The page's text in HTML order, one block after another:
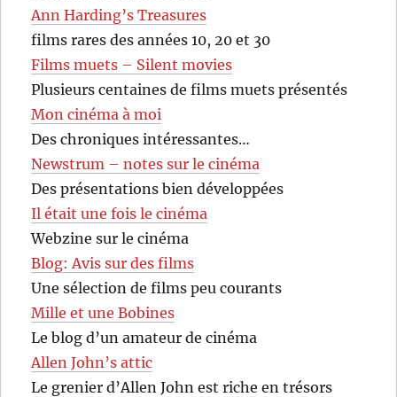
Ann Harding’s Treasures
films rares des années 10, 20 et 30
Films muets – Silent movies
Plusieurs centaines de films muets présentés
Mon cinéma à moi
Des chroniques intéressantes…
Newstrum – notes sur le cinéma
Des présentations bien développées
Il était une fois le cinéma
Webzine sur le cinéma
Blog: Avis sur des films
Une sélection de films peu courants
Mille et une Bobines
Le blog d’un amateur de cinéma
Allen John’s attic
Le grenier d’Allen John est riche en trésors